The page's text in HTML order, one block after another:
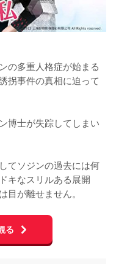
の多重人格症が始まる
拐事件の真相に迫って
博士が失踪してしまい
てソジンの過去には何
キなスリルある展開
が離せません。
る